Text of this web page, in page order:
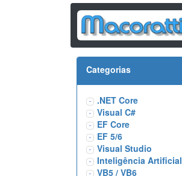
Categorias
.NET Core
Visual C#
EF Core
EF 5/6
Visual Studio
Inteligência Artificial
VB5 / VB6